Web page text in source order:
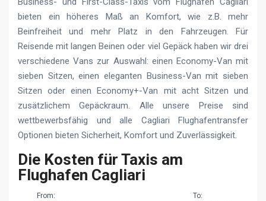
bieten ein höheres Maß an Komfort, wie z.B. mehr
Beinfreiheit und mehr Platz in den Fahrzeugen. Für
Reisende mit langen Beinen oder viel Gepäck haben wir drei
verschiedene Vans zur Auswahl: einen Economy-Van mit
sieben Sitzen, einen eleganten Business-Van mit sieben
Sitzen oder einen Economy+-Van mit acht Sitzen und
zusätzlichem Gepäckraum. Alle unsere Preise sind
wettbewerbsfähig und alle Cagliari Flughafentransfer
Optionen bieten Sicherheit, Komfort und Zuverlässigkeit.
Die Kosten für Taxis am
Flughafen Cagliari
From: To: